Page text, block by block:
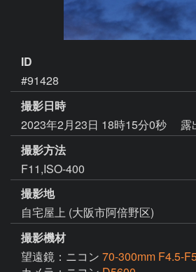
ID
#91428
撮影日時
2023年2月23日 18時15分0秒
露
撮影方法
F11,ISO-400
撮影地
自宅屋上 (大阪市阿倍野区)
撮影機材
望遠鏡：ニコン 70-300mm F4.5-